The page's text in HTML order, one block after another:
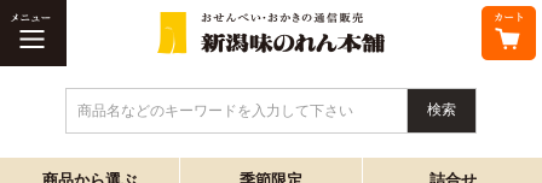
商品名などのキーワードを入力して下さい